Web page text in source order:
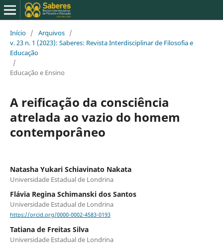
Início / Arquivos /
v. 23 n. 1 (2023): Saberes: Revista Interdisciplinar de Filosofia e
Educação
/
Educação e Ensino
A reificação da consciência
atrelada ao vazio do homem
contemporâneo
Natasha Yukari Schiavinato Nakata
Universidade Estadual de Londrina
Flávia Regina Schimanski dos Santos
Universidade Estadual de Londrina
https://orcid.org/0000-0002-4583-0193
Tatiana de Freitas Silva
Universidade Estadual de Londrina